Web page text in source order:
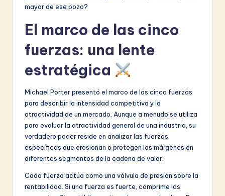
mayor de ese pozo?
El marco de las cinco
fuerzas: una lente
estratégica
Michael Porter presentó el marco de las cinco fuerzas
para describir la intensidad competitiva y la
atractividad de un mercado. Aunque a menudo se utiliza
para evaluar la atractividad general de una industria, su
verdadero poder reside en analizar las fuerzas
específicas que erosionan o protegen los márgenes en
diferentes segmentos de la cadena de valor.
Cada fuerza actúa como una válvula de presión sobre la
rentabilidad. Si una fuerza es fuerte, comprime las